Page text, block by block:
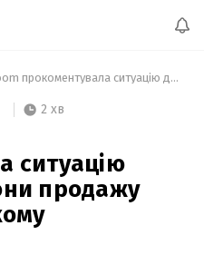
Компанія Zoom прокоментувала ситуацію довкола заборони продажу послуг російському держсектору
2 хв
ситуацію
продажу